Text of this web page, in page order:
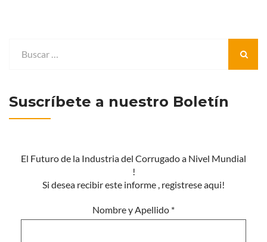
Suscríbete a nuestro Boletín
El Futuro de la Industria del Corrugado a Nivel Mundial
!
Si desea recibir este informe , registrese aqui!
Nombre y Apellido *